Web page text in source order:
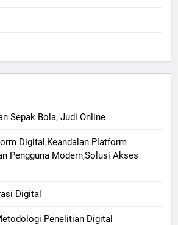
Sepak Bola, Judi Online
Digital,Keandalan Platform
Pengguna Modern,Solusi Akses
Digital
Penelitian Digital